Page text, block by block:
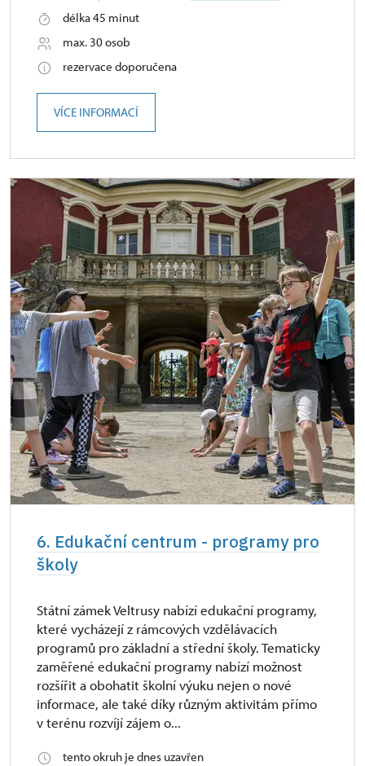
délka 45 minut
max. 30 osob
rezervace doporučena
VÍCE INFORMACÍ
6. Edukační centrum - programy pro
školy
Státní zámek Veltrusy nabízí edukační programy,
které vycházejí z rámcových vzdělávacích
programů pro základní a střední školy. Tematicky
zaměřené edukační programy nabízí možnost
rozšířit a obohatit školní výuku nejen o nové
informace, ale také díky různým aktivitám přímo
v terénu rozvíjí zájem o...
tento okruh je dnes uzavřen